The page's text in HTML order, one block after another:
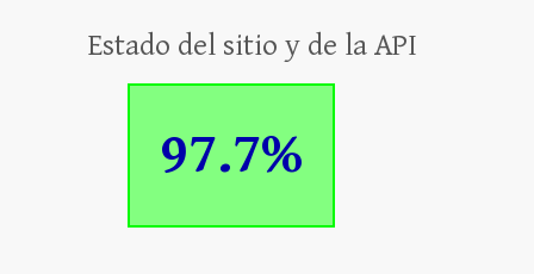
Estado del sitio y de la API
97.7%